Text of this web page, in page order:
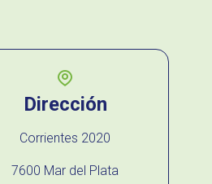
Dirección
Corrientes 2020
7600 Mar del Plata